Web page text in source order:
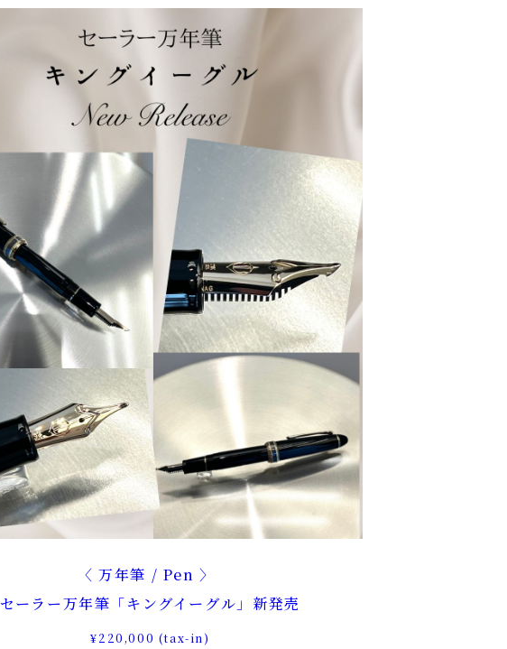
万年筆 / Pen
セーラー万年筆「キングイーグル」新発売
¥220,000 (tax-in)